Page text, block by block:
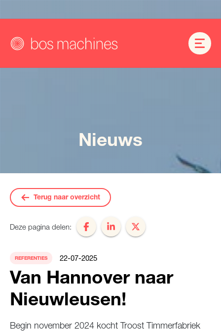
Nieuws
Terug naar overzicht
Deze pagina delen:
REFERENTIES 22-07-2025
Van Hannover naar
Nieuwleusen!
Begin november 2024 kocht Troost Timmerfabriek